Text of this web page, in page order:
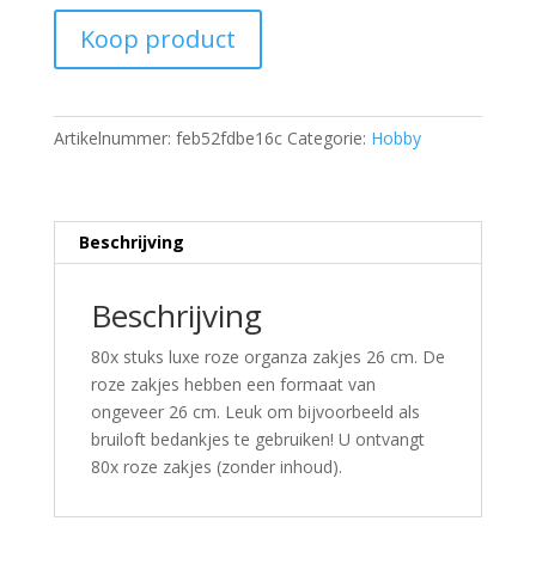
Koop product
Artikelnummer: feb52fdbe16c Categorie: Hobby
Beschrijving
Beschrijving
80x stuks luxe roze organza zakjes 26 cm. De
roze zakjes hebben een formaat van
ongeveer 26 cm. Leuk om bijvoorbeeld als
bruiloft bedankjes te gebruiken! U ontvangt
80x roze zakjes (zonder inhoud).